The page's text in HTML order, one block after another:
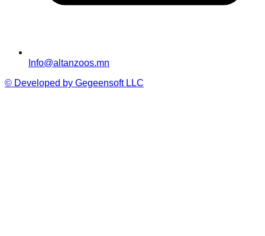
Info@altanzoos.mn
© Developed by Gegeensoft LLC